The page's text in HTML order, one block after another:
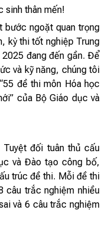
sinh thân mến!
bước ngoặt quan trọng
kỳ thi tốt nghiệp Trung
đang đến gần. Để
và kỹ năng, chúng tôi
đề thi môn Hóa học
của Bộ Giáo dục và
đối tuân thủ cấu
và Đào tạo công bố,
trúc đề thi. Mỗi đề thi
câu trắc nghiệm nhiều
và 6 câu trắc nghiệm